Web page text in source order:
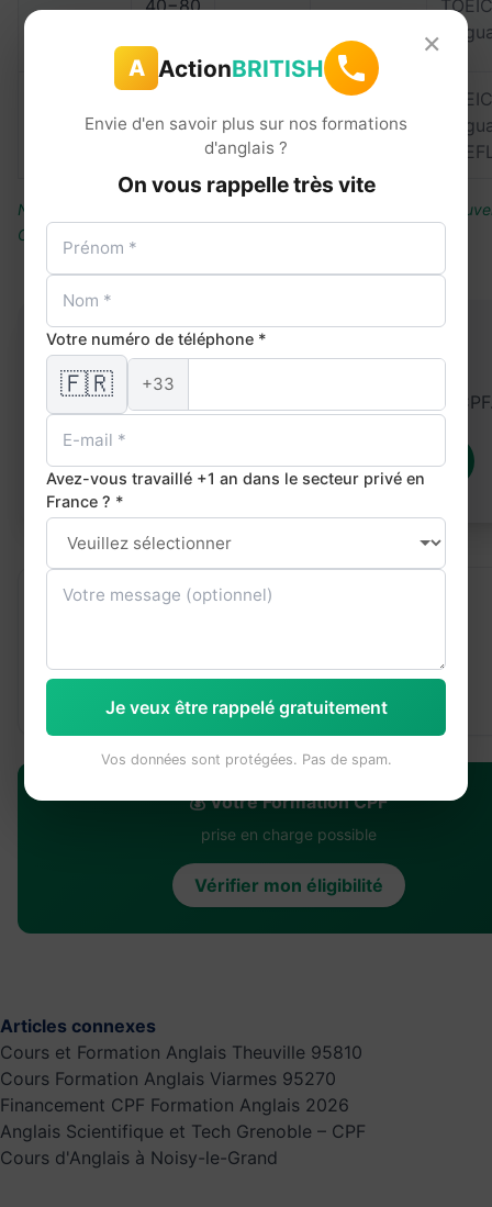
Blended
40−80
Immersion
Hors
voyage
Oui
(parties
Note : transport et hébergement ne sont généralement pas
CPF.
🎓 Formez-vous à Éragny
Formation personnalisée et finançable par le
Je demande mon financement CPF
SOMMAIRE
Avantages
Formats & comparatif
💰 Votre Formation CPF
prise en charge possible
Vérifier mon éligibilité
Articles connexes
Cours et Formation Anglais Theuville 95810
Cours Formation Anglais Viarmes 95270
Financement CPF Formation Anglais 2026
Anglais Scientifique et Tech Grenoble – CPF
Cours d'Anglais à Noisy-le-Grand
×
A ActionBRITISH
Envie d'en savoir plus sur nos formations
d'anglais ?
On vous rappelle très vite
Votre numéro de téléphone *
🇫🇷 +33
Avez-vous travaillé +1 an dans le secteur privé en
France ? *
Je veux être rappelé gratuitement
Vos données sont protégées. Pas de spam.